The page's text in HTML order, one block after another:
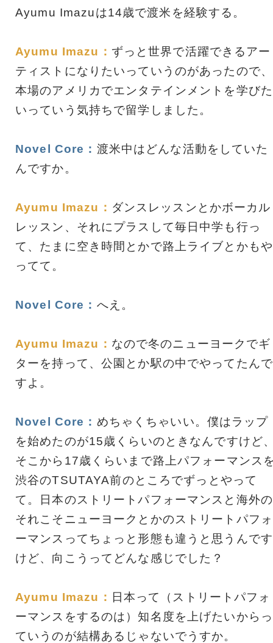
Ayumu Imazuは14歳で渡米を経験する。
Ayumu Imazu： ずっと世界で活躍できるアー
ティストになりたいっていうのがあったので、
本場のアメリカでエンタテインメントを学びた
いっていう気持ちで留学しました。
Novel Core： 渡米中はどんな活動をしていた
んですか。
Ayumu Imazu： ダンスレッスンとかボーカル
レッスン、それにプラスして毎日中学も行っ
て、たまに空き時間とかで路上ライブとかもや
ってて。
Novel Core： へえ。
Ayumu Imazu： なので冬のニューヨークでギ
ターを持って、公園とか駅の中でやってたんで
すよ。
Novel Core： めちゃくちゃいい。僕はラップ
を始めたのが15歳くらいのときなんですけど
そこから17歳くらいまで路上パフォーマンス
渋谷のTSUTAYA前のところでずっとやって
て。日本のストリートパフォーマンスと海外の
それこそニューヨークとかのストリートパフォ
ーマンスってちょっと形態も違うと思うんです
けど、向こうってどんな感じでした？
Ayumu Imazu： 日本って（ストリートパフォ
ーマンスをするのは）知名度を上げたいからっ
ていうのが結構あるじゃないでうすか。